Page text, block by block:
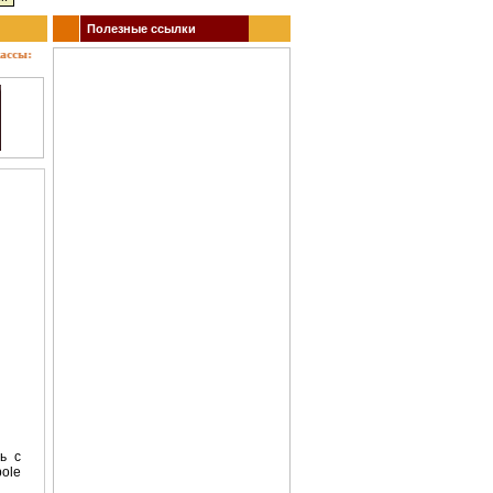
кино, театр, концерты, спектакли, гастроли, выставки, акции, музеи, спорт. Заказ
с
Полезные ссылки